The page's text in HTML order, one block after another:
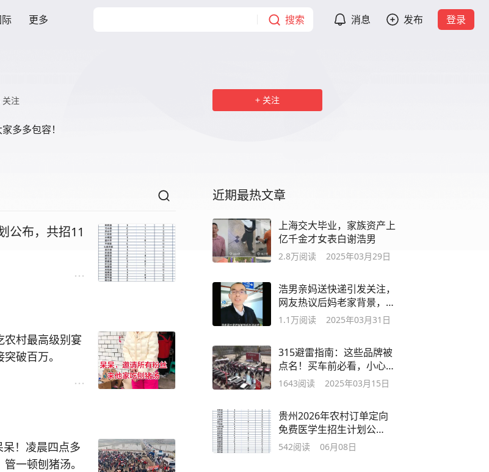
更多 搜索 消息 发布 登录
关注
多多包容！
关注
公布，共招11
农村最高级别宴
破百万。
起当地公安、
呆！凌晨四点多
一顿刨猪汤。
近期最热文章
上海交大毕业，家族资产上
亿千金才女表白谢浩男
2.8万阅读 2025年03月29日
浩男亲妈送快递引发关注，
网友热议后妈老家背景，直
播现复婚呼声
1.1万阅读 2025年03月31日
315避雷指南：这些品牌被
点名！买车前必看，小心踩
坑！
1643阅读 2025年03月15日
贵州2026年农村订单定向
免费医学生招生计划公
布，共招117人
542阅读 06月08日